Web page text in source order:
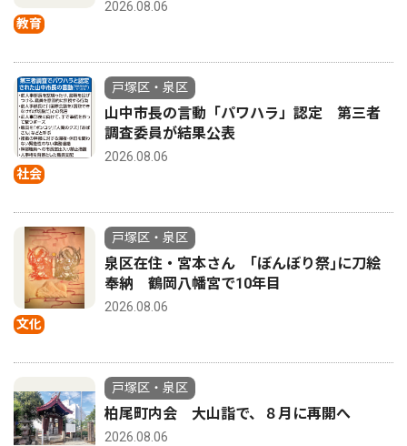
教育
2026.08.06
社会
戸塚区・泉区
山中市長の言動「パワハラ」認定 第三者
調査委員が結果公表
2026.08.06
文化
戸塚区・泉区
泉区在住・宮本さん ｢ぼんぼり祭｣に刀絵
奉納 鶴岡八幡宮で10年目
2026.08.06
戸塚区・泉区
柏尾町内会 大山詣で、８月に再開へ
2026.08.06